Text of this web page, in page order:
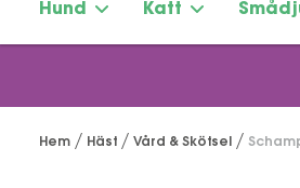
Hund Katt
Hem Häst Vård & Skötsel